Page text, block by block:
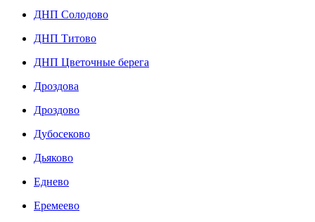
ДНП Солодово
ДНП Титово
ДНП Цветочные берега
Дроздова
Дроздово
Дубосеково
Дьяково
Еднево
Еремеево